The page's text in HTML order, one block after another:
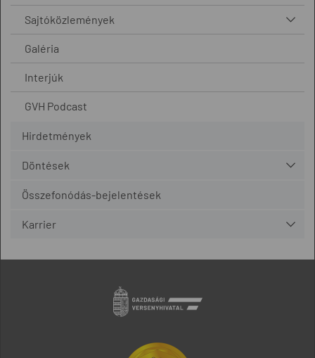
Sajtóközlemények
Galéria
Interjúk
GVH Podcast
Hirdetmények
Döntések
Összefonódás-bejelentések
Karrier